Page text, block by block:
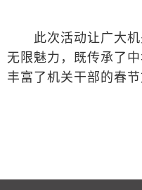
此次活动让广大机
无限魅力，既传承了
丰富了机关干部的春节